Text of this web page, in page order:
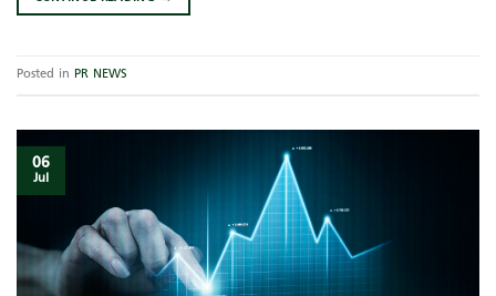
Posted in PR NEWS
06
Jul